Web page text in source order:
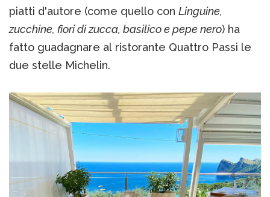
piatti d'autore (come quello con Linguine,
zucchine, fiori di zucca, basilico e pepe nero) ha
fatto guadagnare al ristorante Quattro Passi le
due stelle Michelin.